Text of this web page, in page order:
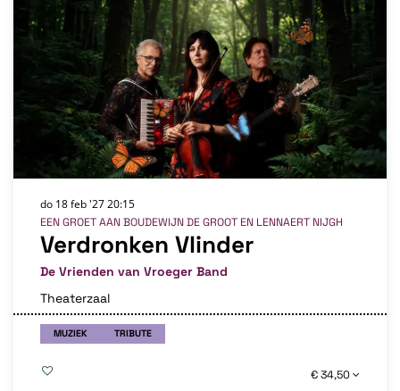
Verdronken Vlinder
De Vrienden van Vroeger Band
EEN GROET AAN BOUDEWIJN DE GROOT EN LENNAERT NIJGH
do 18 feb '2720:15
Theaterzaal
MUZIEK TRIBUTE
€ 34,50